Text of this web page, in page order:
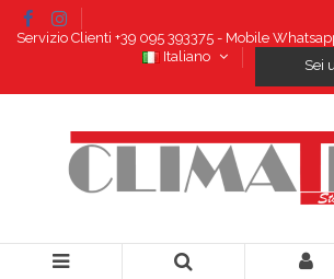
Servizio Clienti +39 095 393375 - Mobile
Italiano
Sei